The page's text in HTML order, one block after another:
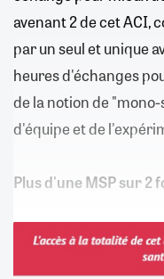
avenant 2 de cet ACI,
par un seul et unique
heures d'échanges
de la notion de
d'équipe et de
Plus d'une MSP sur 2